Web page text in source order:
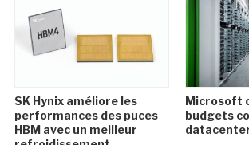
SK Hynix améliore les
performances des puces
HBM avec un meilleur
Microsoft
budgets